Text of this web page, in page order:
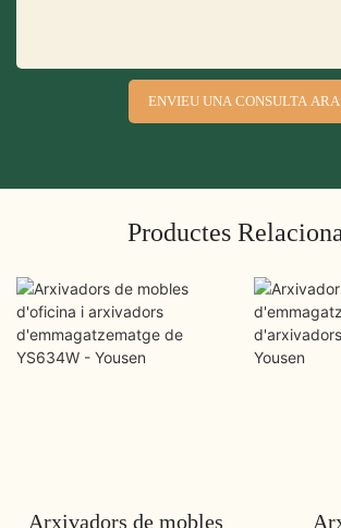
ENVIEU UNA CONSULTA ARA
Productes
Arxivadors de mobles